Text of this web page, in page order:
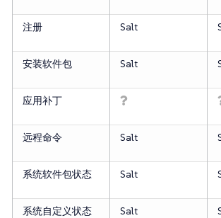
注册 Salt
安装软件包 Salt
应用补丁
远程命令 Salt
系统软件包状态 Salt
系统自定义状态 Salt